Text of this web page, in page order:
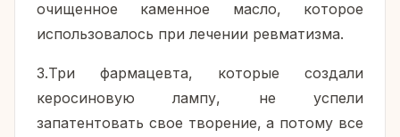
очищенное каменное масло, которое
использовалось при лечении ревматизма.
3.Три фармацевта, которые создали
керосиновую лампу, не успели
запатентовать свое творение, а потому все